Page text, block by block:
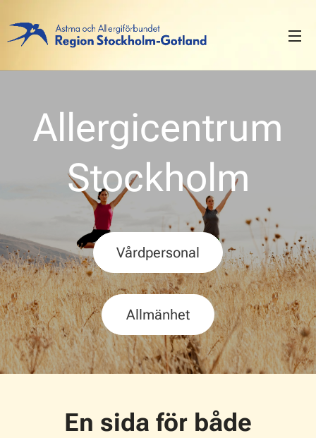
Allergicentrum
Stockholm
Vårdpersonal
Allmänhet
En sida för både